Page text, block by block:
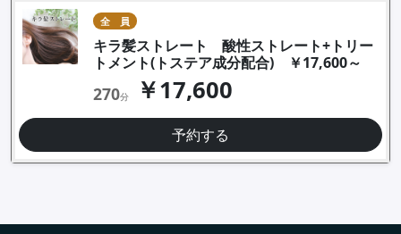
全 員
キラ髪ストレート 酸性ストレート+トリー
トメント(トステア成分配合) ￥17,600～
270分 ￥17,600
予約する